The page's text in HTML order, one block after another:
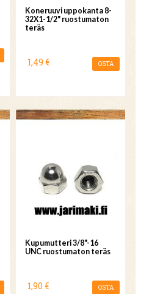
Koneruuvi uppokanta 8-
32X1-1/2" ruostumaton
teräs
1,49 € OSTA
Kupumutteri 3/8"-16
UNC ruostumaton teräs
1,90 € OSTA